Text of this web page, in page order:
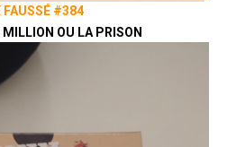
FAUSSÉ #384
MILLION OU LA PRISON